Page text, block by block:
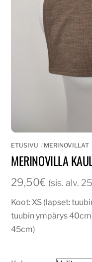
ETUSIVU MERINOVILLAT
MERINOVILLA
29,50€ (sis. alv.
Koot: XS (lapset:
tuubin ympärys
45cm)